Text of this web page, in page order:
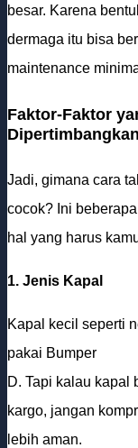
besar. Karena
dermaga itu bisa
maintenance
Faktor-Faktor
Dipertimbangkan
Jadi, gimana cara
cocok? Ini beberapa
hal yang harus
1. Jenis Kapal
Kapal kecil seperti
pakai Bumper
D. Tapi kalau kapal
kargo, jangan
lebih aman.